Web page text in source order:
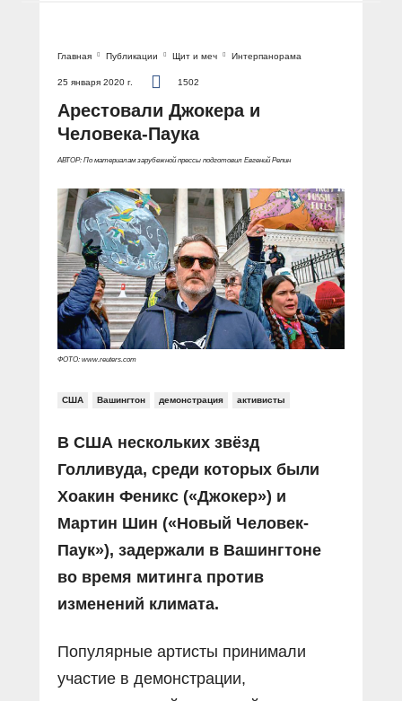
Главная Публикации Щит и меч Интерпанорама
25 января 2020 г. 1502
Арестовали Джокера и
Человека-Паука
АВТОР: По материалам зарубежной прессы подготовил Евгений Репин
ФОТО: www.reuters.com
США Вашингтон демонстрация активисты
В США нескольких звёзд
Голливуда, среди которых были
Хоакин Феникс («Джокер») и
Мартин Шин («Новый Человек-
Паук»), задержали в Вашингтоне
во время митинга против
изменений климата.
Популярные артисты принимали
участие в демонстрации,